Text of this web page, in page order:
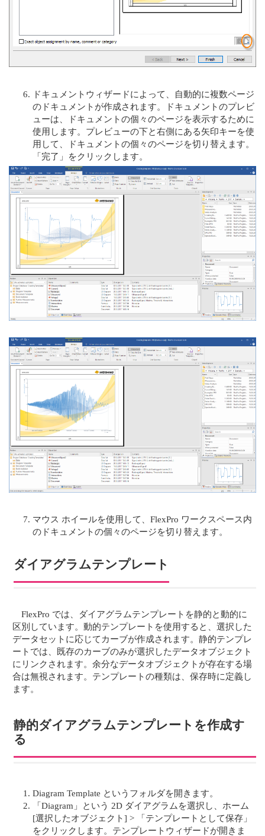
ドキュメントウィザードによって、自動的に複数ページ
のドキュメントが作成されます。ドキュメントのプレビ
ューは、ドキュメントの個々のページを表示するために
使用します。プレビューの下と右側にある矢印キーを使
用して、ドキュメントの個々のページを切り替えます。
「完了」をクリックします。
マウス ホイールを使用して、FlexPro ワークスペース内
のドキュメントの個々のページを切り替えます。
ダイアグラムテンプレート
FlexPro では、ダイアグラムテンプレートを静的と動的に
区別しています。動的テンプレートを使用すると、選択した
データセットに応じてカーブが作成されます。静的テンプレ
ートでは、既存のカーブのみが選択したデータオブジェクト
にリンクされます。余分なデータオブジェクトが存在する場
合は無視されます。テンプレートの種類は、保存時に定義し
ます。
静的ダイアグラムテンプレートを作成す
る
Diagram Template というフォルダを開きます。
「Diagram」という 2D ダイアグラムを選択し、ホーム
[選択したオブジェクト] > 「テンプレートとして保存」
をクリックします。テンプレートウィザードが開きま